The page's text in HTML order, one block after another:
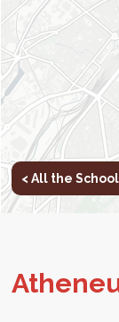
< All the